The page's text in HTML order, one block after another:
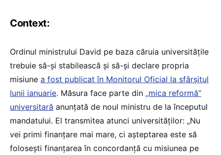
Context:
Ordinul ministrului David pe baza căruia universitățile
trebuie să-și stabilească și să-și declare propria
misiune a fost publicat în Monitorul Oficial la sfârșitul
lunii ianuarie. Măsura face parte din „mica reformă”
universitară anunțată de noul ministru de la începutul
mandatului. El transmitea atunci universităților: „Nu
vei primi finanțare mai mare, ci așteptarea este să
folosești finanțarea în concordanță cu misiunea pe